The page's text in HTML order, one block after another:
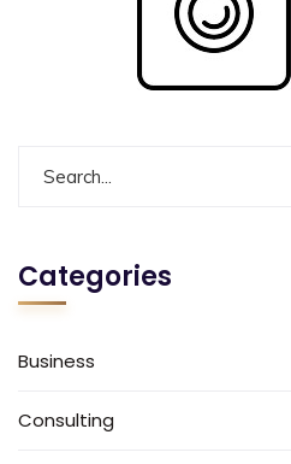
Categories
Business
Consulting